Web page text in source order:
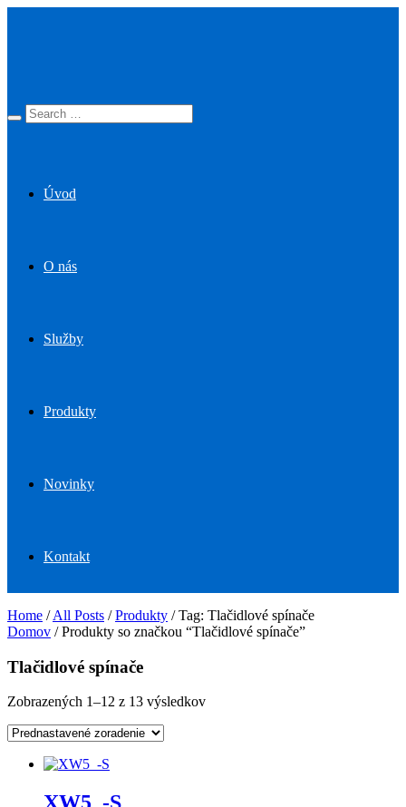
Úvod
O nás
Služby
Produkty
Novinky
Kontakt
Home /All Posts /Produkty /Tag: Tlačidlové spínače
Domov / Produkty so značkou “Tlačidlové spínače”
Tlačidlové spínače
Zobrazených 1–12 z 13 výsledkov